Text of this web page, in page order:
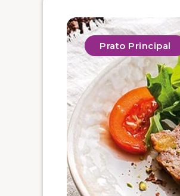
Prato Principal